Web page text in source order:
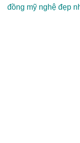
đồng mỹ nghệ đẹp